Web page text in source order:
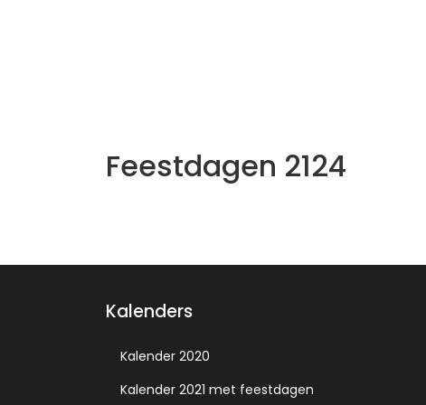
Feestdagen 2124
Kalenders
Kalender 2020
Kalender 2021 met feestdagen